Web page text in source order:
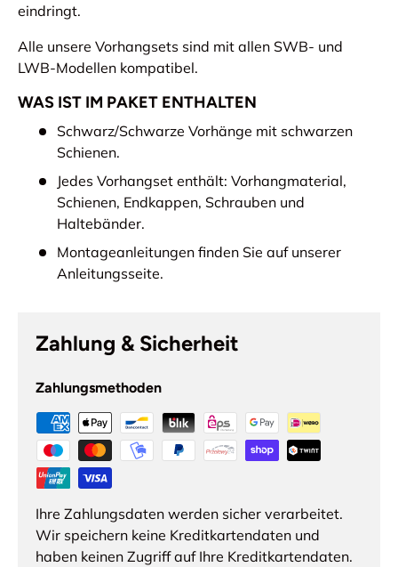
eindringt.
Alle unsere Vorhangsets sind mit allen SWB- und
LWB-Modellen kompatibel.
WAS IST IM PAKET ENTHALTEN
Schwarz/Schwarze Vorhänge mit schwarzen
Schienen.
Jedes Vorhangset enthält: Vorhangmaterial,
Schienen, Endkappen, Schrauben und
Haltebänder.
Montageanleitungen finden Sie auf unserer
Anleitungsseite.
Zahlung & Sicherheit
Zahlungsmethoden
Ihre Zahlungsdaten werden sicher verarbeitet.
Wir speichern keine Kreditkartendaten und
haben keinen Zugriff auf Ihre Kreditkartendaten.